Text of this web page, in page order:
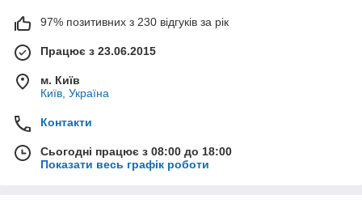
97% позитивних з 230 відгуків за рік
Працює з 23.06.2015
м. Київ
Київ, Україна
Контакти
Сьогодні працює з 08:00 до 18:00
Показати весь графік роботи